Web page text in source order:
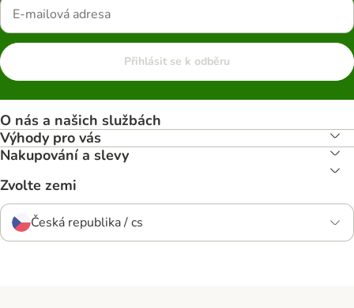
Přihlásit se k odběru
O nás a našich službách
Výhody pro vás
Nakupování a slevy
Zvolte zemi
Česká republika / cs